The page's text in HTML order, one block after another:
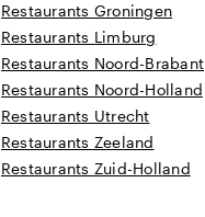
Restaurants Groningen
Restaurants Limburg
Restaurants Noord-Brabant
Restaurants Noord-Holland
Restaurants Utrecht
Restaurants Zeeland
Restaurants Zuid-Holland